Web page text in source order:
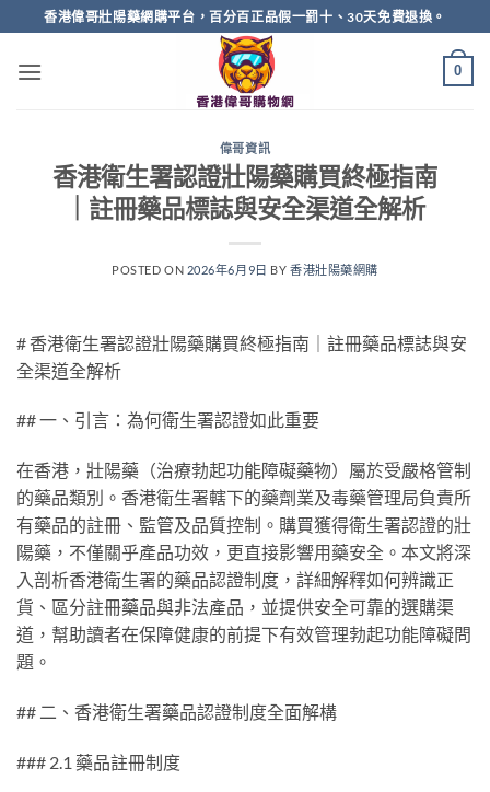
to
content
香港偉哥壯陽藥網購平台，百分百正品假一罰十、30天免費退換。
0
偉哥資訊
香港衛生署認證壯陽藥購買終極指南
｜註冊藥品標誌與安全渠道全解析
POSTED ON 2026年6月9日 BY 香港壯陽藥網購
# 香港衛生署認證壯陽藥購買終極指南｜註冊藥品標誌與安
全渠道全解析
## 一、引言：為何衛生署認證如此重要
在香港，壯陽藥（治療勃起功能障礙藥物）屬於受嚴格管制
的藥品類別。香港衛生署轄下的藥劑業及毒藥管理局負責所
有藥品的註冊、監管及品質控制。購買獲得衛生署認證的壯
陽藥，不僅關乎產品功效，更直接影響用藥安全。本文將深
入剖析香港衛生署的藥品認證制度，詳細解釋如何辨識正
貨、區分註冊藥品與非法產品，並提供安全可靠的選購渠
道，幫助讀者在保障健康的前提下有效管理勃起功能障礙問
題。
## 二、香港衛生署藥品認證制度全面解構
### 2.1 藥品註冊制度